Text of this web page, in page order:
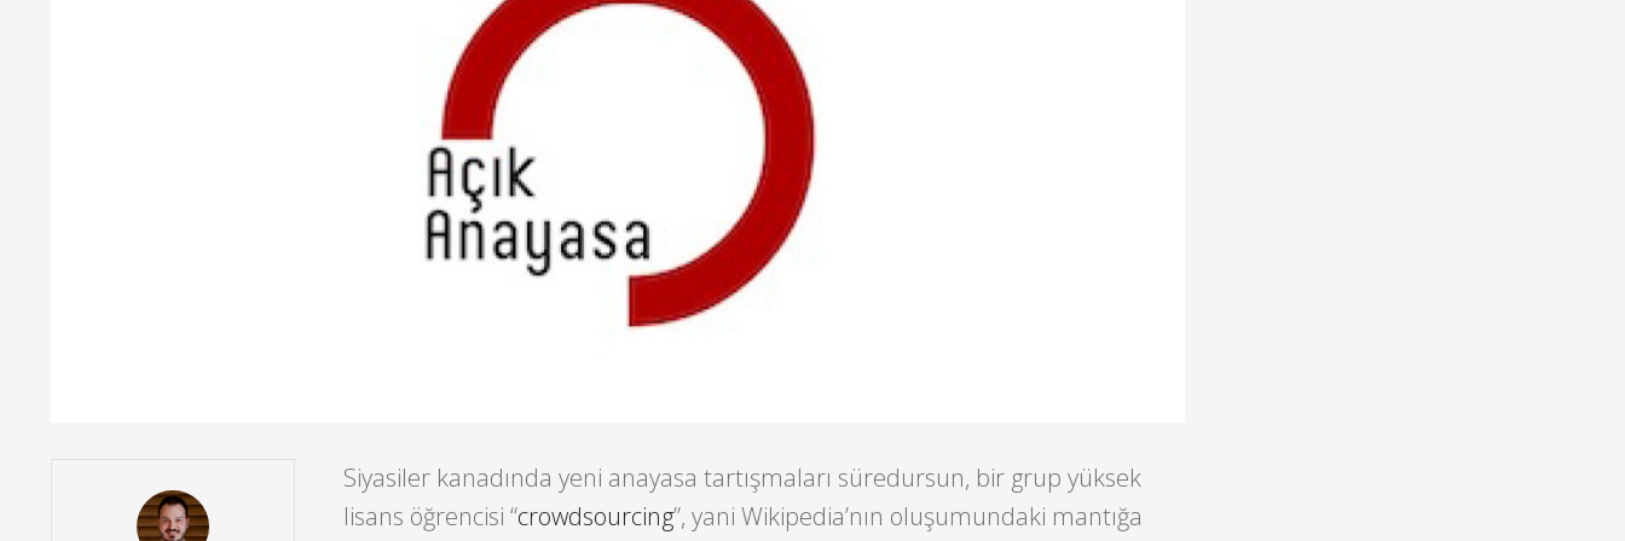
Siyasiler kanadında yeni anayasa tartışmaları süredursun, bir grup yüksek
lisans öğrencisi “crowdsourcing”, yani Wikipedia’nın oluşumundaki mantığa